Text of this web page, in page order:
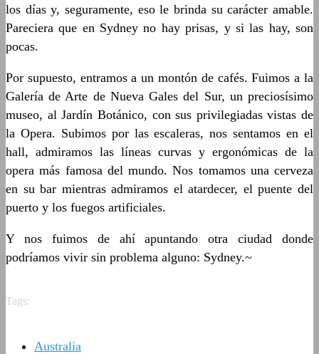
los días y, seguramente, eso le brinda su carácter amable.
Pareciera que en Sydney no hay prisas, y si las hay, son
pocas.
Por supuesto, entramos a un montón de cafés. Fuimos a la
Galería de Arte de Nueva Gales del Sur, un preciosísimo
museo, al Jardín Botánico, con sus privilegiadas vistas de
la Opera. Subimos por las escaleras, nos sentamos en el
hall, admiramos las líneas curvas y ergonómicas de la
opera más famosa del mundo. Nos tomamos una cerveza
en su bar mientras admiramos el atardecer, el puente del
puerto y los fuegos artificiales.
Y nos fuimos de ahí apuntando otra ciudad donde
podríamos vivir sin problema alguno: Sydney.~
Tags:
Australia